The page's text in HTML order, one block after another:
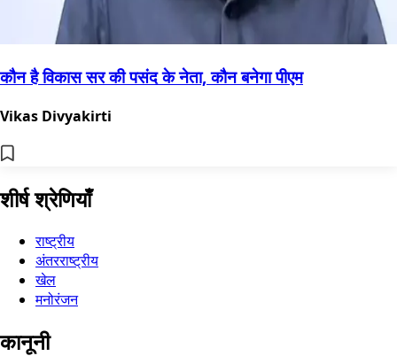
कौन है विकास सर की पसंद के नेता, कौन बनेगा पीएम
Vikas Divyakirti
शीर्ष श्रेणियाँ
राष्ट्रीय
अंतरराष्ट्रीय
खेल
मनोरंजन
कानूनी